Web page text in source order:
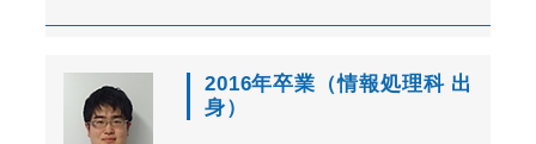
2016年卒業（情報処理科 出
身）